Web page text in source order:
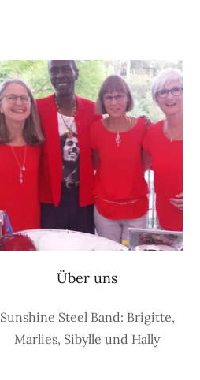
Über uns
Sunshine Steel Band: Brigitte,
Marlies, Sibylle und Hally